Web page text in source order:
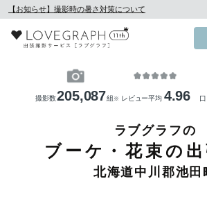
【お知らせ】撮影時の暑さ対策について
撮影数205,087組 ※ レビュー平均 4.96
ラブグラフの
ブーケ・花束の
北海道中川郡池田